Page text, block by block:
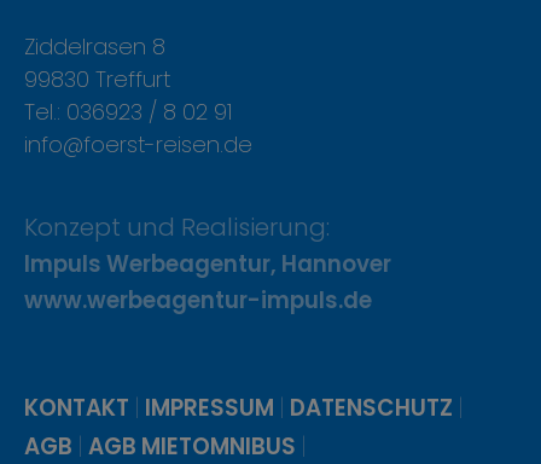
Ziddelrasen 8
99830 Treffurt
Tel.: 036923 / 8 02 91
info@foerst-reisen.de
Konzept und Realisierung:
Impuls Werbeagentur, Hannover
www.werbeagentur-impuls.de
KONTAKT | IMPRESSUM | DATENSCHUTZ |
AGB | AGB MIETOMNIBUS |